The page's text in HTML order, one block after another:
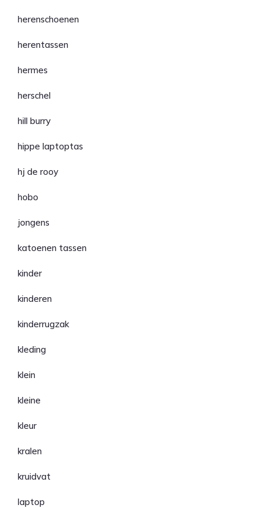
herenschoenen
herentassen
hermes
herschel
hill burry
hippe laptoptas
hj de rooy
hobo
jongens
katoenen tassen
kinder
kinderen
kinderrugzak
kleding
klein
kleine
kleur
kralen
kruidvat
laptop